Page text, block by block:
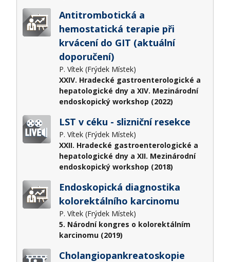
Antitrombotická a
hemostatická terapie při
krvácení do GIT (aktuální
doporučení)
P. Vítek (Frýdek Místek)
XXIV. Hradecké gastroenterologické a
hepatologické dny a XIV. Mezinárodní
endoskopický workshop (2022)
LST v céku - slizniční resekce
P. Vítek (Frýdek Místek)
XXII. Hradecké gastroenterologické a
hepatologické dny a XII. Mezinárodní
endoskopický workshop (2018)
Endoskopická diagnostika
kolorektálního karcinomu
P. Vítek (Frýdek Místek)
5. Národní kongres o kolorektálním
karcinomu (2019)
Cholangiopankreatoskopie